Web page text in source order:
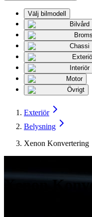
Välj bilmodell
Bilvård
Chassi
Interiör
Motor
Övrigt
Exteriör
Belysning
Xenon Konvertering
Xenon